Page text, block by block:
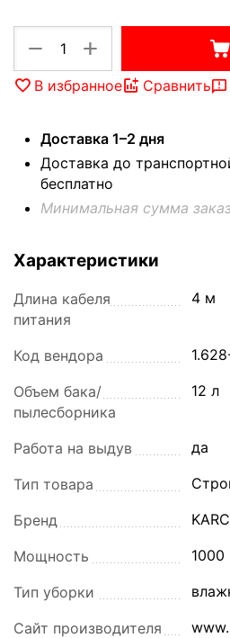
+
−
В избранное Сравнить
Доставка 1–2 дня
Доставка до
бесплатно
Минимальная сумма
Характеристики
Длина кабеля
питания
4 м
Код вендора
Объем бака/
пылесборника
12 л
Работа на выдув да
Тип товара
Бренд
Мощность 1000
Тип уборки
Сайт производителя